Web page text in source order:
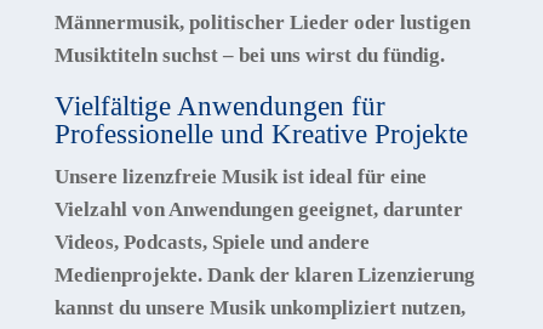
Männermusik, politischer Lieder oder lustigen
Musiktitelnsuchst – bei uns wirst du fündig.
Vielfältige Anwendungen für
Professionelle und Kreative Projekte
Unsere lizenzfreie Musik ist ideal für eine
Vielzahl von Anwendungen geeignet, darunter
Videos, Podcasts, Spiele und andere
Medienprojekte. Dank der klaren Lizenzierung
kannst du unsere Musik unkompliziert nutzen,